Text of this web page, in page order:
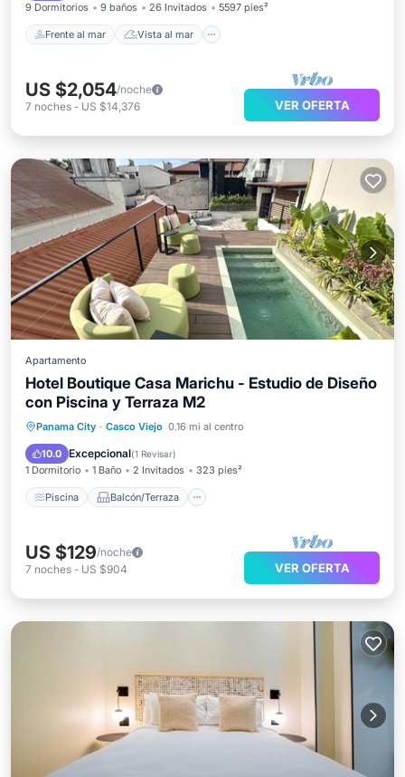
9 Dormitorios 9 baños 26 Invitados 5597 pies²
Frente al mar Vista al mar
US $2,054/noche
7 noches - US $14,376 VER OFERTA
Apartamento
Hotel Boutique Casa Marichu - Estudio de Diseño
con Piscina y Terraza M2
Panama City · Casco Viejo 0.16 mi al centro
10.0 Excepcional(1 Revisar)
1 Dormitorio 1 Baño 2 Invitados 323 pies²
Piscina Balcón/Terraza
Piscina Balcón/Terraza
Aire acondicionado
US $129/noche
7 noches - US $904 VER OFERTA